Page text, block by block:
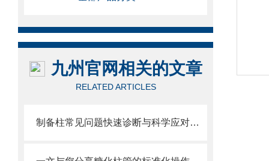
九州官网相关的文章
RELATED ARTICLES
制备柱常见问题快速诊断与科学应对策略分享